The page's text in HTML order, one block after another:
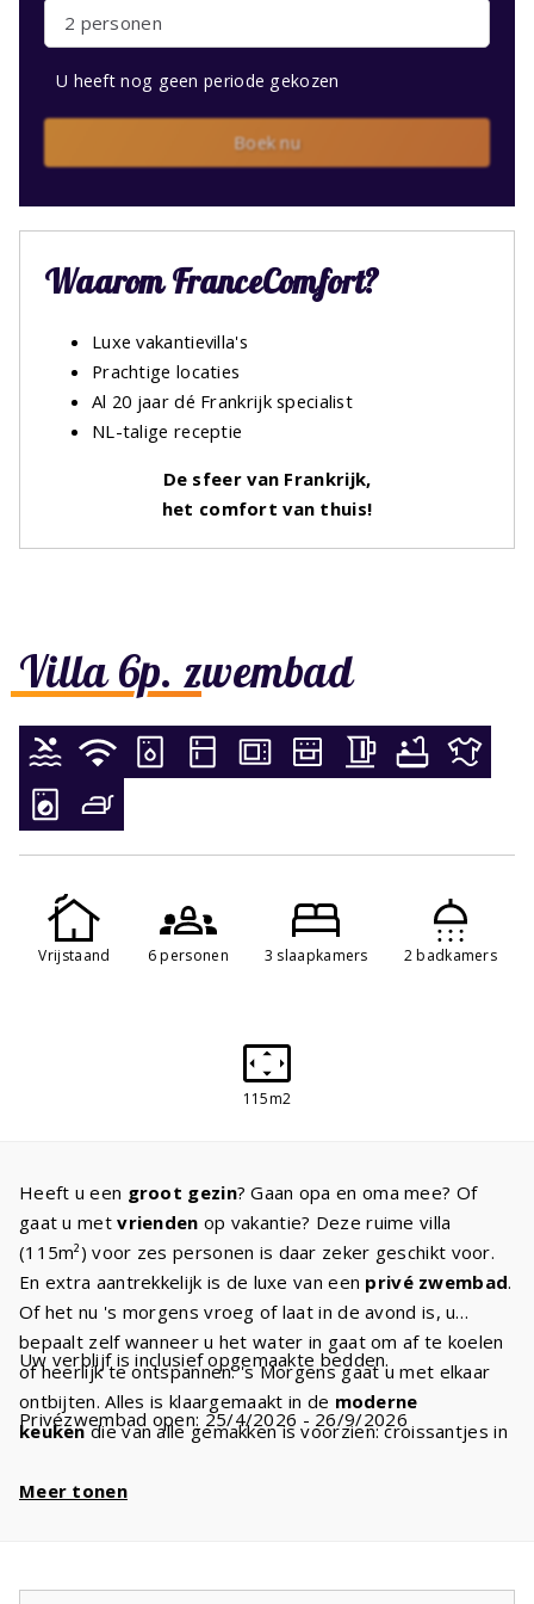
Villa 6p. zwembad
Vrijstaand 6 personen 3 slaapkamers 2 badkamers
115m2
Heeft u een groot gezin? Gaan opa en oma mee? Of
gaat u metvrienden op vakantie? Deze ruime villa
(115m²) voor zes personen is daar zeker geschikt voor.
En extra aantrekkelijk is de luxe van een privé zwembad.
Of het nu 's morgens vroeg of laat in de avond is, u
bepaalt zelf wanneer u het water in gaat om af te koelen
of heerlijk te ontspannen. 's Morgens gaat u met elkaar
ontbijten. Alles is klaargemaakt in de moderne
keukendie van alle gemakken is voorzien: croissantjes in
de ruime woonkamer staat een
Uw verblijf is inclusief opgemaakte bedden.
Privézwembad open: 25/4/2026 - 26/9/2026
Meer tonen
2 personen
U heeft nog geen periode gekozen
Boek nu
Waarom FranceComfort?
Luxe vakantievilla's
Prachtige locaties
Al 20 jaar dé Frankrijk specialist
NL-talige receptie
De sfeer van Frankrijk,
het comfort van thuis!